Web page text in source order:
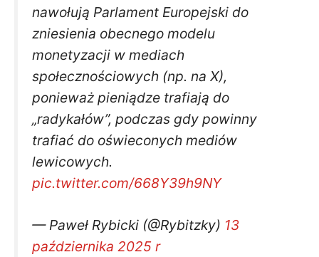
nawołują Parlament Europejski do
zniesienia obecnego modelu
monetyzacji w mediach
społecznościowych (np. na X),
ponieważ pieniądze trafiają do
„radykałów”, podczas gdy powinny
trafiać do oświeconych mediów
lewicowych.
pic.twitter.com/668Y39h9NY
— Paweł Rybicki (@Rybitzky) 13
października 2025 r